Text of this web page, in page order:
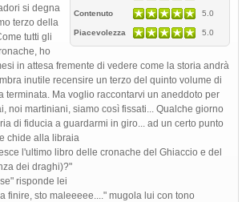
Contenuto 5.0
Piacevolezza 5.0
si degna
terzo della
tutti gli
ho
in attesa fremente di vedere come la storia andrà
inutile recensire un terzo del quinto volume di
terminata. Ma voglio raccontarvi un aneddoto per
noi martiniani, siamo così fissati... Qualche giorno
di fiducia a guardarmi in giro... ad un certo punto
chide alla libraia
l'ultimo libro delle cronache del Ghiaccio e del
dei draghi)?"
risponde lei
finire, sto maleeeee...." mugola lui con tono